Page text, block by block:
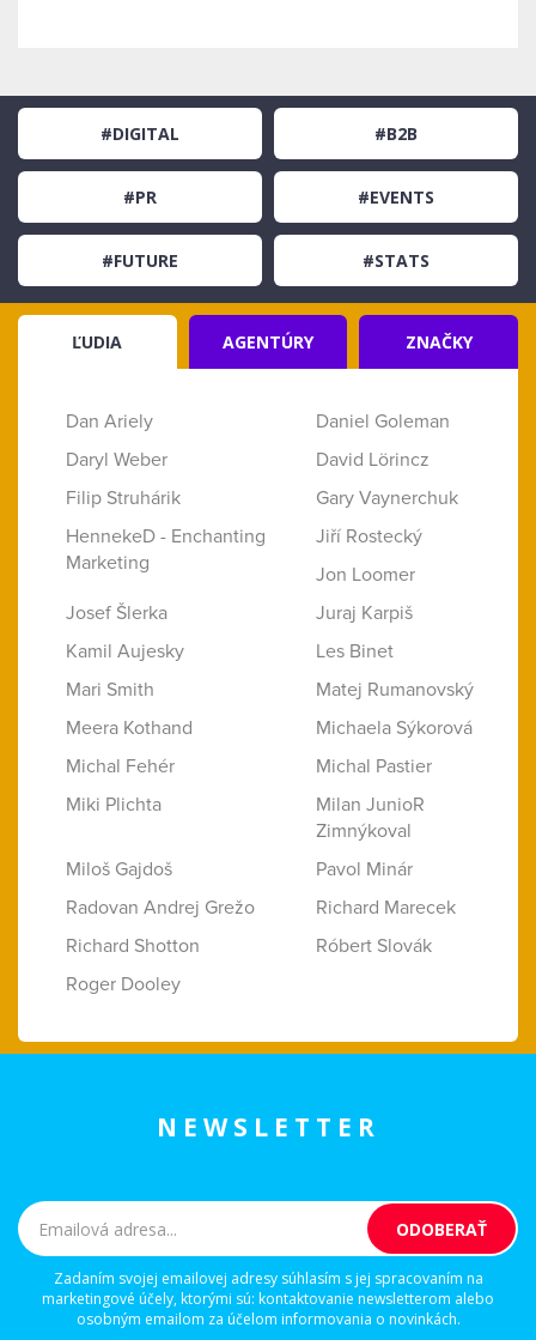
#DIGITAL #B2B
#PR #EVENTS
#FUTURE #STATS
ĽUDIA AGENTÚRY ZNAČKY
Dan Ariely
Daniel Goleman
Daryl Weber
David Lörincz
Filip Struhárik
Gary Vaynerchuk
HennekeD - Enchanting
Marketing
Jiří Rostecký
Jon Loomer
Josef Šlerka
Juraj Karpiš
Kamil Aujesky
Les Binet
Mari Smith
Matej Rumanovský
Meera Kothand
Michaela Sýkorová
Michal Fehér
Michal Pastier
Miki Plichta
Milan JunioR
Zimnýkoval
Miloš Gajdoš
Pavol Minár
Radovan Andrej Grežo
Richard Marecek
Richard Shotton
Róbert Slovák
Roger Dooley
NEWSLETTER
Zadaním svojej emailovej adresy súhlasím s jej spracovaním na
marketingové účely, ktorými sú: kontaktovanie newsletterom alebo
osobným emailom za účelom informovania o novinkách.